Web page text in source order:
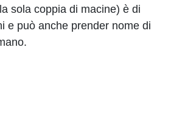
sola coppia di macine) è di
e può anche prender nome di